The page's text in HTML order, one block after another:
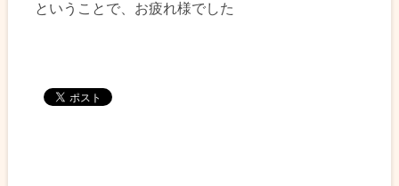
ということで、お疲れ様でした